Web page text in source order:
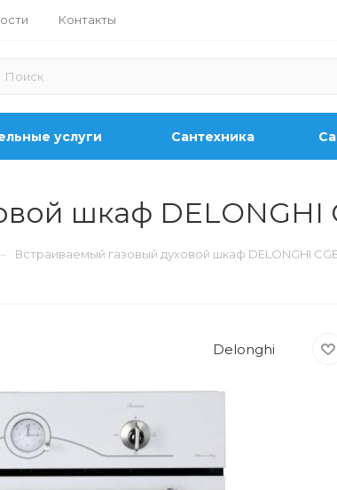
Контакты
услуги Сантехника
шкаф DELONGHI
Встраиваемый газовый духовой шкаф DELONGHI
Delonghi